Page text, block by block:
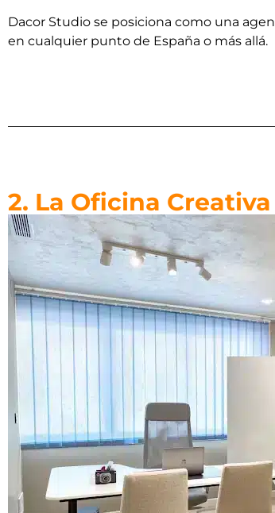
Dacor Studio se posiciona como una
en cualquier punto de España o más allá.
2. La Oficina Creativa